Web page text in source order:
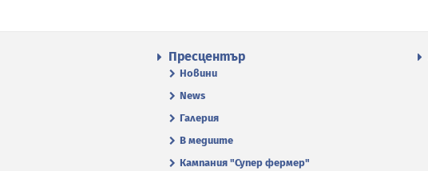
Пресцентър
Новини
News
Галерия
В медиите
Кампания "Супер фермер"